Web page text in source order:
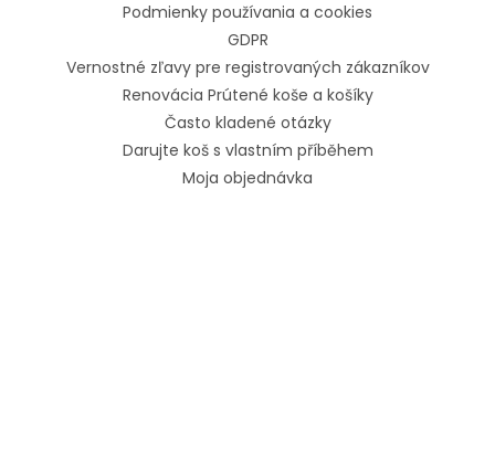
Podmienky používania a cookies
GDPR
Vernostné zľavy pre registrovaných zákazníkov
Renovácia Prútené koše a košíky
Často kladené otázky
Darujte koš s vlastním příběhem
Moja objednávka